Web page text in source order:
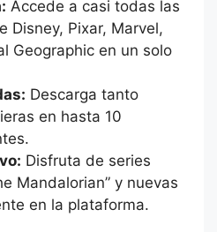
Accede a casi todas las
Disney, Pixar, Marvel,
Geographic en un solo
Descarga tanto
en hasta 10
Disfruta de series
Mandalorian” y nuevas
en la plataforma.